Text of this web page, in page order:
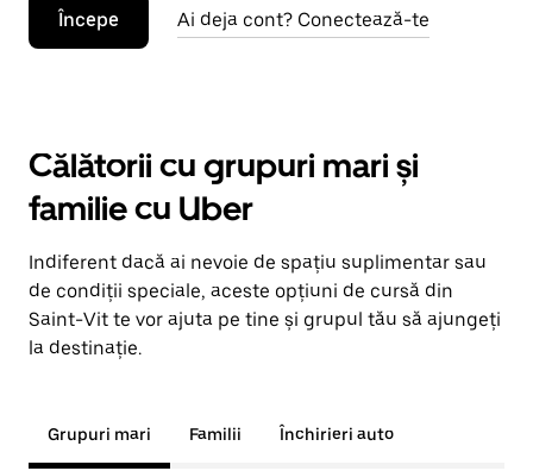
Începe Ai deja cont? Conectează-te
Călătorii cu grupuri mari și
familie cu Uber
Indiferent dacă ai nevoie de spațiu suplimentar sau
de condiții speciale, aceste opțiuni de cursă din
Saint-Vit te vor ajuta pe tine și grupul tău să ajungeți
la destinație.
Grupuri mari Familii Închirieri auto